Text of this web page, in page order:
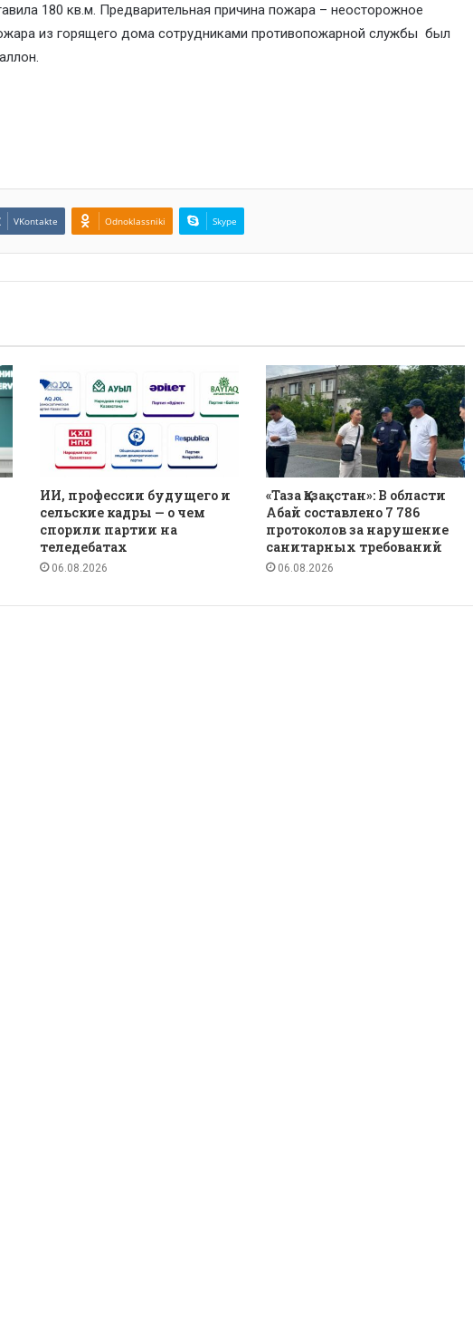
180 кв.м. Предварительная причина пожара – неосторожное
из горящего дома сотрудниками противопожарной службы был
VKontakte Odnoklassniki Skype
ИИ, профессии будущего и
сельские кадры — о чем
спорили партии на
теледебатах
06.08.2026
«Таза Қазақстан»: В области
Абай составлено 7 786
протоколов за нарушение
санитарных требований
06.08.2026